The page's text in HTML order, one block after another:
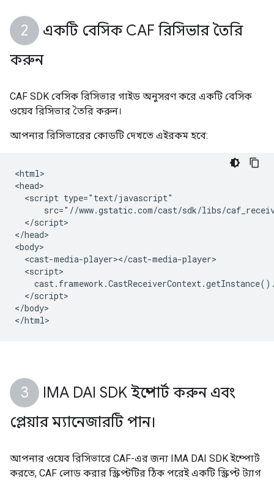
একটি বেসিক CAF রিসিভার তৈরি
করুন
CAF SDK বেসিক রিসিভার গাইড অনুসরণ করে একটি বেসিক
ওয়েব রিসিভার তৈরি করুন।
আপনার রিসিভারের কোডটি দেখতে এইরকম হবে:
<html>
<head>
  <script type="text/javascript"
src="//www.gstatic.com/cast/sdk/libs/
  </script>
</head>
<body>
  <cast-media-player></cast-media-player>
  <script>
  </script>
</body>
IMA DAI SDK ইম্পোর্ট করুন এবং
প্লেয়ার ম্যানেজারটি পান।
আপনার ওয়েব রিসিভারে CAF-এর জন্য IMA DAI SDK ইম্পোর্ট
করতে, CAF লোড করার স্ক্রিপ্টটির ঠিক পরেই একটি স্ক্রিপ্ট ট্যাগ